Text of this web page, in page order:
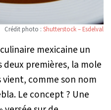
Crédit photo : Shutterstock – Esdelval
mexicaine un
deux premières, la mole
comme son nom
Le concept ? Une